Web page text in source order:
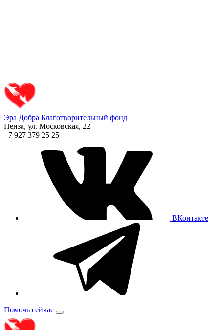
Эра Добра Благотворительный фонд
Пенза, ул. Московская, 22
+7 927 379 25 25
ВКонтакте
Помочь сейчас